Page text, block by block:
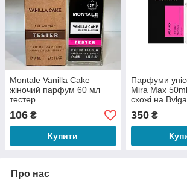
Montale Vanilla Cake
жіночий парфум 60 мл
тестер
106 ₴
Купити
Парфуми
Mira Max
схожі на
Crystalline
350₴
Про нас